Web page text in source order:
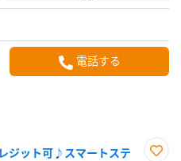
電話する
ジット可♪スマートステ